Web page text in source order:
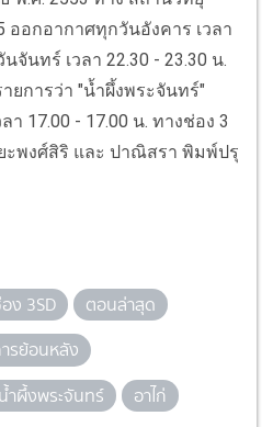
อกอากาศทุกวันอังคาร เวลา
จันทร์ เวลา 22.30 - 23.30 น.
ยการว่า "น้ำผึ้งพระจันทร์"
า 17.00 - 17.00 น. ทางช่อง 3
ะพงศ์สิริ และ ปาณิสรา พิมพ์ปรุ
ง 3SD
ตอนล่าสุด
รย้อนหลัง
ำผึ้งพระจันทร์
อาไก่